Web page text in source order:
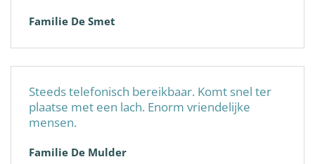
Familie De Smet
Steeds telefonisch bereikbaar. Komt snel ter
plaatse met een lach. Enorm vriendelijke
mensen.
Familie De Mulder